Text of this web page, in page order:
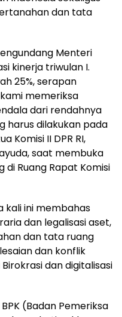
dan tata
Menteri
kinerja triwulan I.
25%, serapan
memeriksa
dari rendahnya
harus dilakukan pada
Komisi II DPR RI,
saat membuka
Ruang Rapat Komisi
kali ini membahas
dan legalisasi aset,
dan tata ruang
dan konflik
dan digitalisasi
(Badan Pemeriksa